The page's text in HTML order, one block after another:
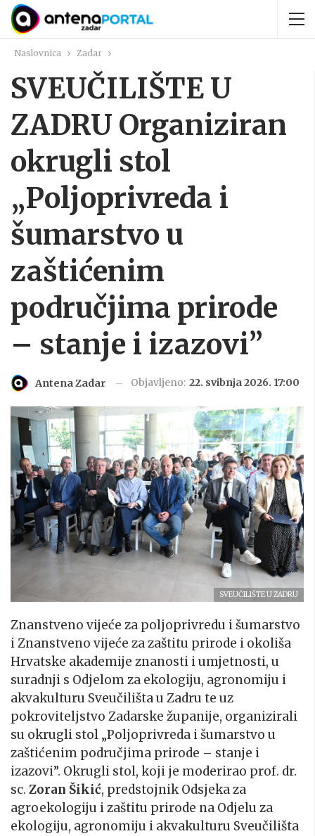
Naslovnica Zadar
SVEUČILIŠTE U
ZADRU Organiziran
okrugli stol
„Poljoprivreda i
šumarstvo u
zaštićenim
područjima prirode
– stanje i izazovi”
Antena Zadar Objavljeno: 22. svibnja 2026. 17:00
SVEUČILIŠTE U ZADRU
Znanstveno vijeće za poljoprivredu i šumarstvo
i Znanstveno vijeće za zaštitu prirode i okoliša
Hrvatske akademije znanosti i umjetnosti, u
suradnji s Odjelom za ekologiju, agronomiju i
akvakulturu Sveučilišta u Zadru te uz
pokroviteljstvo Zadarske županije, organizirali
su okrugli stol „Poljoprivreda i šumarstvo u
zaštićenim područjima prirode – stanje i
izazovi”. Okrugli stol, koji je moderirao prof. dr.
sc. Zoran Šikić, predstojnik Odsjeka za
agroekologiju i zaštitu prirode na Odjelu za
ekologiju, agronomiju i akvakulturu Sveučilišta